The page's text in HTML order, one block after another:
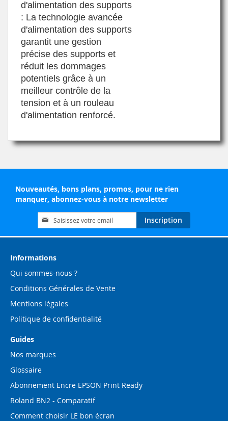
d'alimentation des supports
: La technologie avancée
d'alimentation des supports
garantit une gestion
précise des supports et
réduit les dommages
potentiels grâce à un
meilleur contrôle de la
tension et à un rouleau
d'alimentation renforcé.
Nouveautés, bons plans, promos, pour ne rien
manquer, abonnez-vous à notre newsletter
Inscription
à
notre
d’information
Inscription
Informations
Qui sommes-nous ?
Conditions Générales de Vente
Mentions légales
Politique de confidentialité
Guides
Nos marques
Glossaire
Abonnement Encre EPSON Print Ready
Roland BN2 - Comparatif
Comment choisir LE bon écran